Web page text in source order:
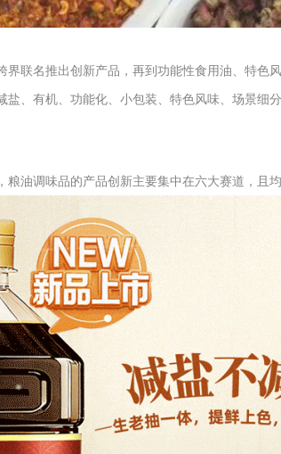
界联名推出创新产品，再到功能性食用油、特色
盐、有机、功能化、小包装、特色风味、场景
粮油调味品的产品创新主要集中在六大赛道，且均